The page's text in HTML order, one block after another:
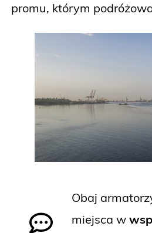
promu, którym
Obaj
miejsca w